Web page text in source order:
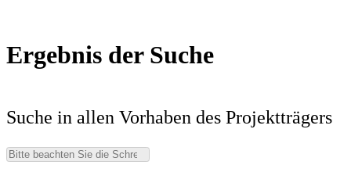
Ergebnis der Suche
Suche in allen Vorhaben des Projektträgers